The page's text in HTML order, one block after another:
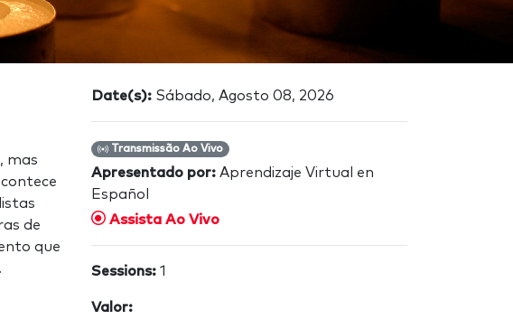
mas
de
que
Date(s): Sábado, Agosto 08, 2026
Transmissão Ao Vivo
Apresentado por: Aprendizaje Virtual en
Español
Assista Ao Vivo
Sessions: 1
Valor: